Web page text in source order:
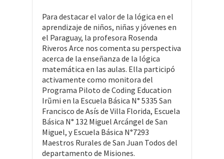
Para destacar el valor de la lógica en el
aprendizaje de niños, niñas y jóvenes en
el Paraguay, la profesora Rosenda
Riveros Arce nos comenta su perspectiva
acerca de la enseñanza de la lógica
matemática en las aulas. Ella participó
activamente como monitora del
Programa Piloto de Coding Education
Irũmi en la Escuela Básica N° 5335 San
Francisco de Asís de Villa Florida, Escuela
Básica N° 132 Miguel Arcángel de San
Miguel, y Escuela Básica N°7293
Maestros Rurales de San Juan Todos del
departamento de Misiones.